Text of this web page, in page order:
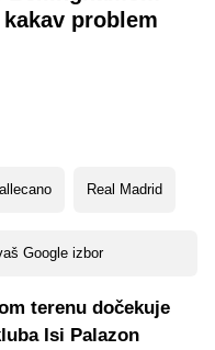
problem
Real Madrid
Google izbor
terenu dočekuje
Isi Palazon